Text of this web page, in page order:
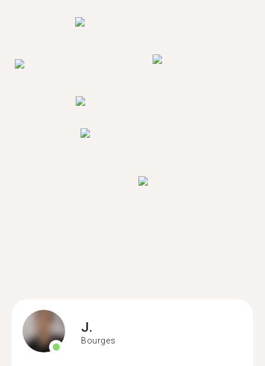
J.
Bourges